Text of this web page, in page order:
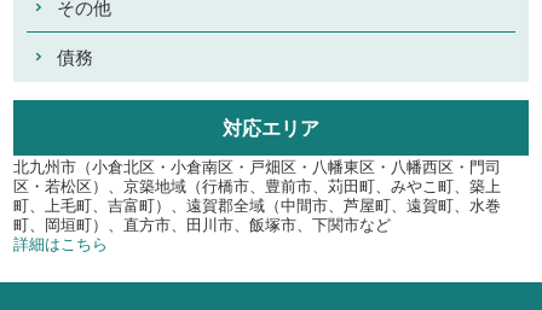
その他
債務
対応エリア
北九州市（小倉北区・小倉南区・戸畑区・八幡東区・八幡西区・門司
区・若松区）、京築地域（行橋市、豊前市、苅田町、みやこ町、築上
町、上毛町、吉富町）、遠賀郡全域（中間市、芦屋町、遠賀町、水巻
町、岡垣町）、直方市、田川市、飯塚市、下関市など
詳細はこちら